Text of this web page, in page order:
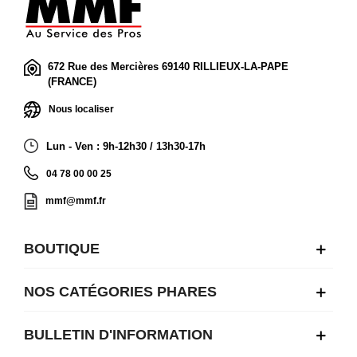
672 Rue des Mercières 69140 RILLIEUX-LA-PAPE
(FRANCE)
Nous localiser
Lun - Ven : 9h-12h30 / 13h30-17h
04 78 00 00 25
mmf@mmf.fr
BOUTIQUE
NOS CATÉGORIES PHARES
BULLETIN D'INFORMATION